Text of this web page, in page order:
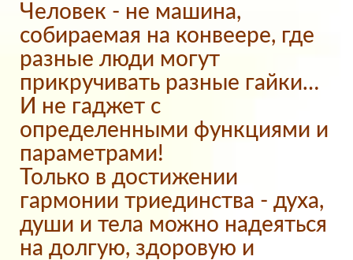
Человек - не машина,
собираемая на конвеере, где
разные люди могут
прикручивать разные гайки…
И не гаджет с
определенными функциями и
параметрами!
Только в достижении
гармонии триединства - духа,
души и тела можно надеяться
на долгую, здоровую и